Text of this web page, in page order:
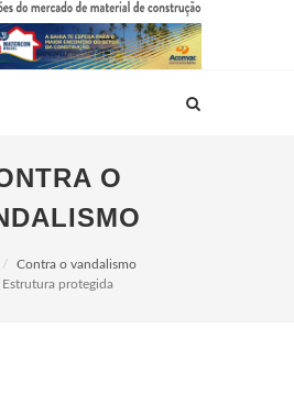
O
Contra o vandalismo
Estrutura protegida